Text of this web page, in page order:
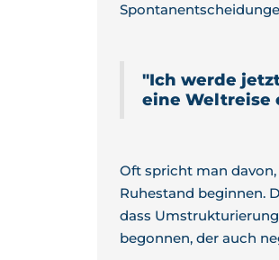
"Ich werde
eine Weltreise
Oft spricht man
Ruhestand beginnen.
dass
begonnen, der auch